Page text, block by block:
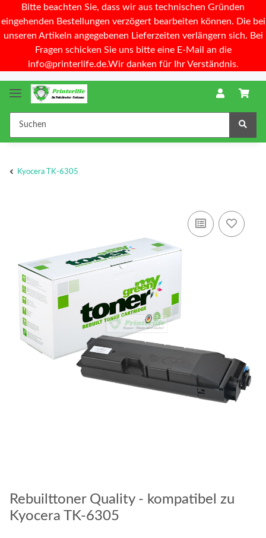
Bitte beachten Sie, dass wir aus technischen Gründen
eingehenden Bestellungen verzögert bearbeiten können. Die bei
unseren Artikeln angegebenen Lieferzeiten verlängern sich. Bei
Fragen schicken Sie uns bitte eine E-Mail an die
info@printerlife.de.Wir danken für Ihr Verständnis.
Kyocera TK-6305
Rebuilttoner Quality - kompatibel zu
Kyocera TK-6305